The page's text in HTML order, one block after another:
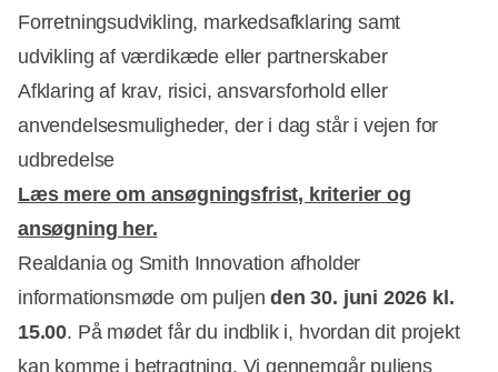
Forretningsudvikling, markedsafklaring samt
udvikling af værdikæde eller partnerskaber
Afklaring af krav, risici, ansvarsforhold eller
anvendelsesmuligheder, der i dag står i vejen for
udbredelse
Læs mere om ansøgningsfrist, kriterier og
ansøgning her.
Realdania og Smith Innovation afholder
informationsmøde om puljenden 30. juni 2026 kl.
15.00. På mødet får du indblik i, hvordan dit projekt
kan komme i betragtning. Vi gennemgår puljens